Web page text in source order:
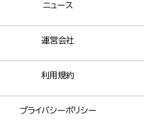
ニュース
運営会社
利用規約
プライバシーポリシー